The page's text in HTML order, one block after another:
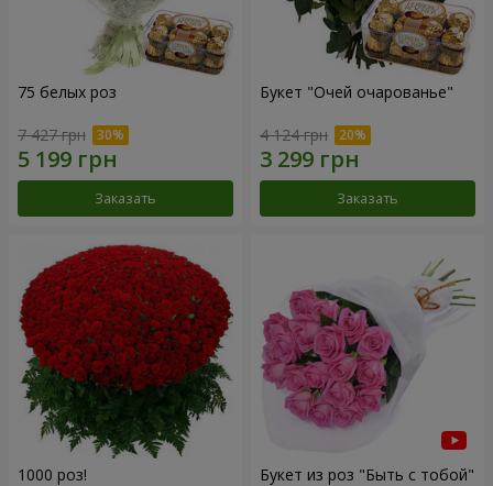
75 белых роз
7 427 грн
Заказать
Букет "Очей очарованье"
4 124 грн
Заказать
1000 роз! Букет из роз "Быть с тобой"